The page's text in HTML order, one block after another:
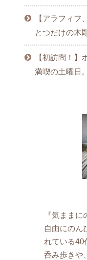
【アラフィフ
とつだけの木
【初訪問！】
満喫の土曜日。
『気ままに
自由にのん
れている40
呑み歩きや